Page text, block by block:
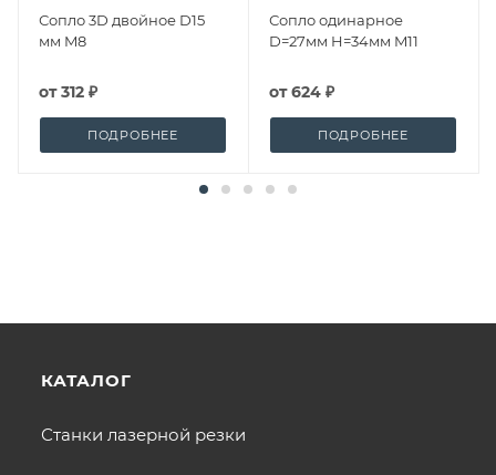
Сопло 3D двойное D15
мм M8
от312 ₽
ПОДРОБНЕЕ
Сопло одинарное
D=27мм H=34мм M11
от624 ₽
ПОДРОБНЕЕ
КАТАЛОГ
Станки лазерной резки